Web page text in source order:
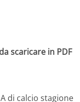
scaricare in PDF
di calcio stagione